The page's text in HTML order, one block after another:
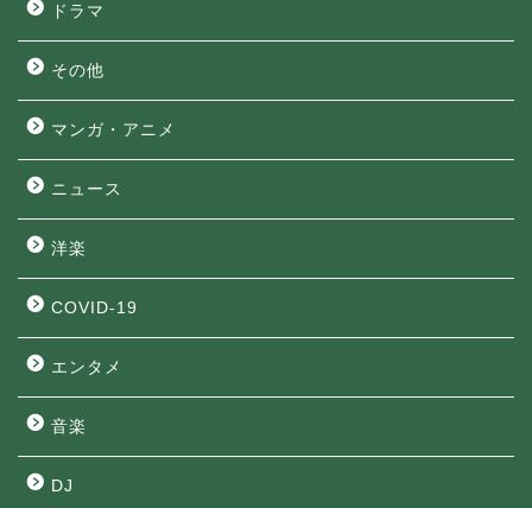
ドラマ
その他
マンガ・アニメ
ニュース
洋楽
COVID-19
エンタメ
音楽
DJ